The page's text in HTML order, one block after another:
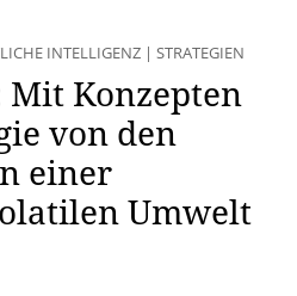
INTELLIGENZ | STRATEGIEN
Konzepten
von den
einer
Umwelt